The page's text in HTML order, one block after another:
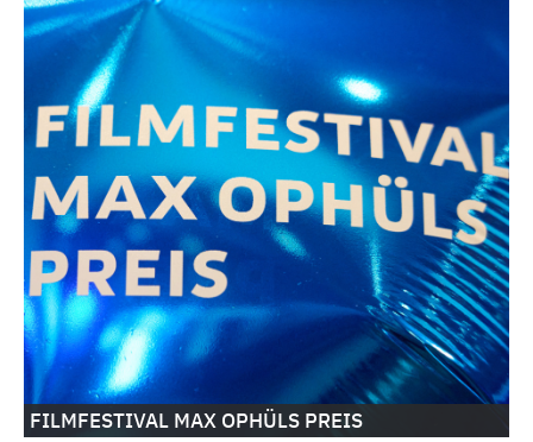
FILMFESTIVAL MAX OPHÜLS PREIS